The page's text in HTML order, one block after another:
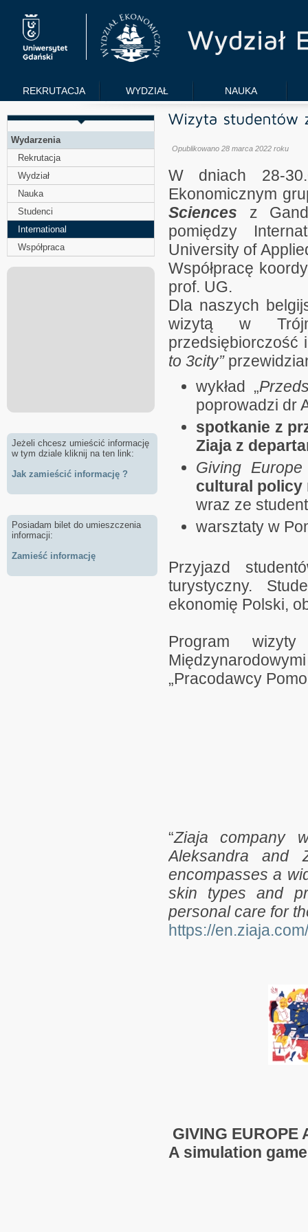
REKRUTACJA WYDZIAŁ NAUKA
Wydarzenia
Rekrutacja
Wydział
Nauka
Studenci
International
Współpraca
Jeżeli chcesz umieścić informację
w tym dziale kliknij na ten link:
Jak zamieścić informację ?
Posiadam bilet do umieszczenia
informacji:
Zamieść informację
Opublikowano 28 marca 2022 roku
W dniach 28-
Ekonomicznym
Sciences
z
pomiędzy
University of
Współpracę
prof. UG.
Dla naszych
wizytą w
to 3city”
wykład „
poprowadzi dr
spotkanie z
Ziaja z
Giving
cultural policy
wraz ze
warsztaty w
Przyjazd
turystyczny.
ekonomię Polski,
Program
„Pracodawcy
“Ziaja company
Aleksandra and
encompasses a
skin types and
personal care for
https://en.ziaja.com/
GIVING EUROPE
A simulation